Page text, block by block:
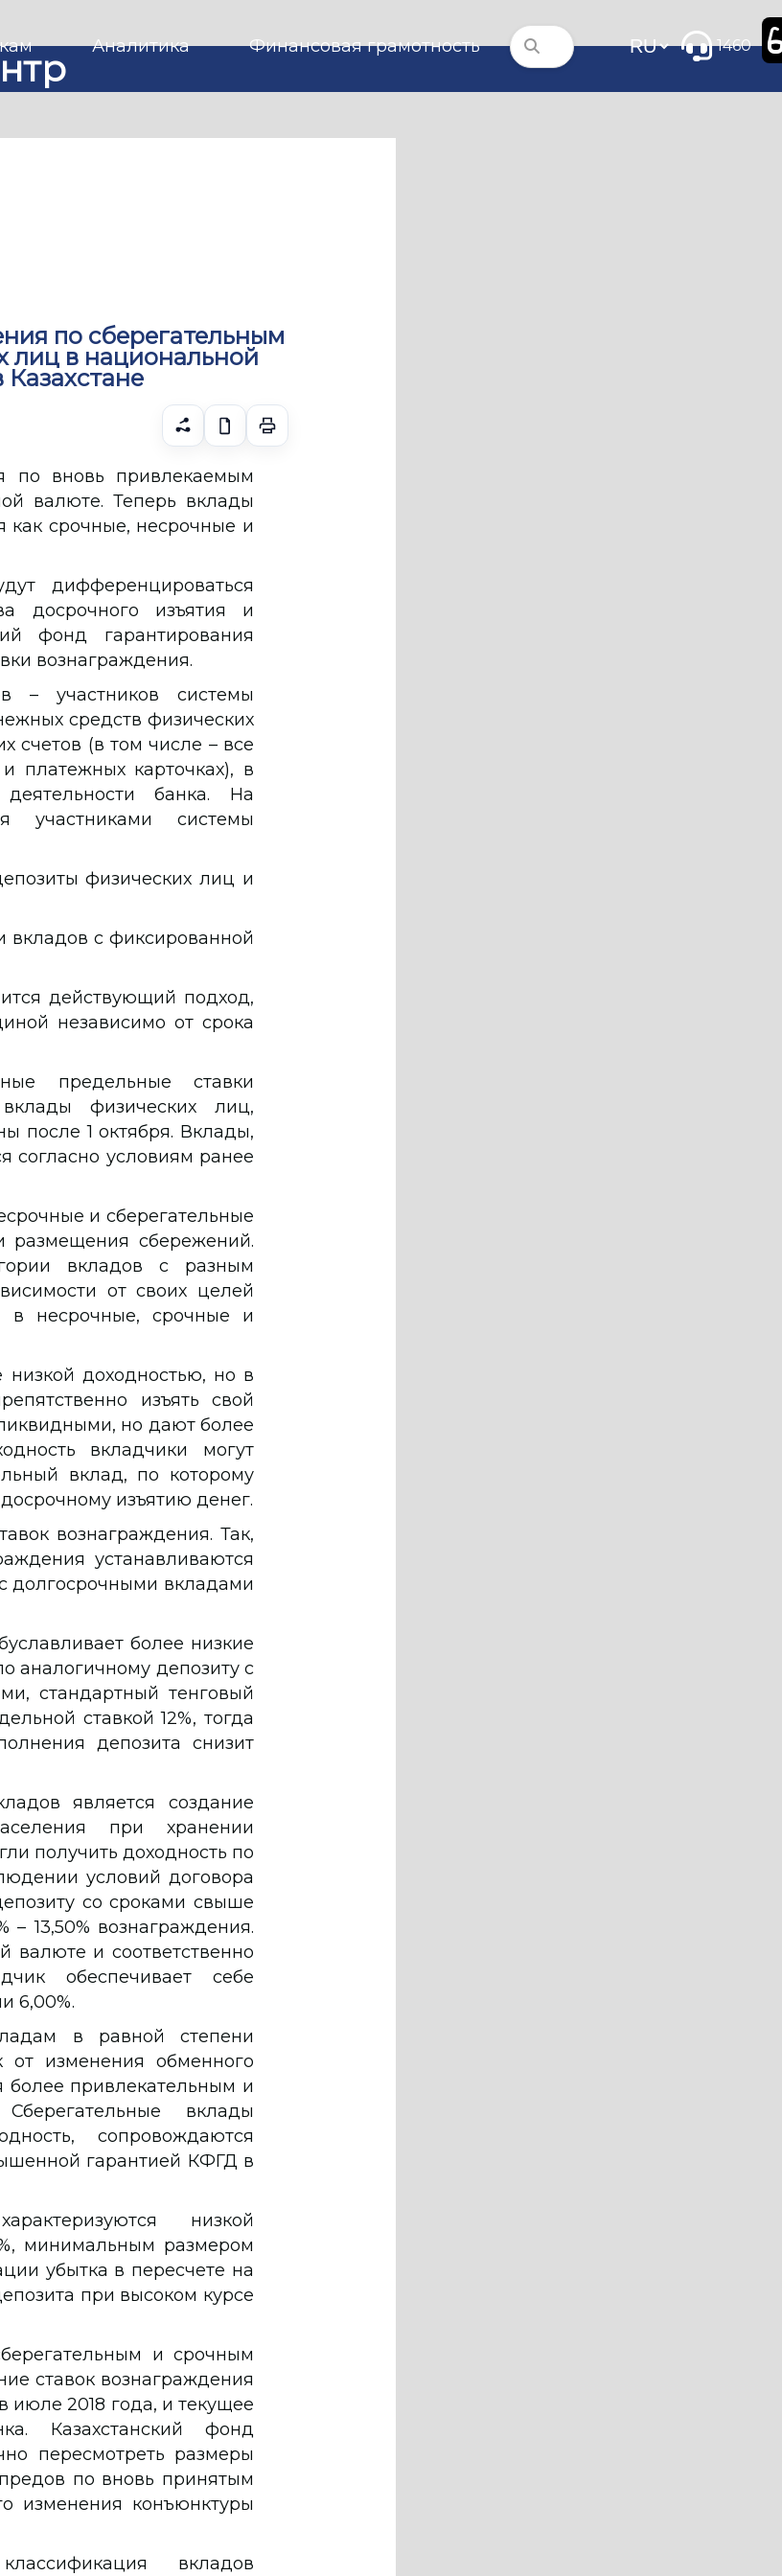
Аналитика Финансовая грамотность 1460
по сберегательным
лиц в национальной
по вновь привлекаемым
валюте. Теперь вклады
как срочные, несрочные и
дифференцироваться
досрочного изъятия и
фонд гарантирования
вознаграждения.
– участников системы
средств физических
счетов (в том числе – все
платежных карточках), в
банка. На
системы
физических лиц и
вкладов с фиксированной
действующий подход,
независимо от срока
предельные ставки
физических лиц,
после 1 октября. Вклады,
согласно условиям ранее
и сберегательные
размещения сбережений.
вкладов с разным
от своих целей
в несрочные, срочные и
низкой доходностью, но в
изъять свой
но дают более
вкладчики могут
вклад, по которому
изъятию денег.
вознаграждения. Так,
устанавливаются
долгосрочными вкладами
более низкие
аналогичному депозиту с
стандартный тенговый
ставкой 12%, тогда
депозита снизит
является создание
при хранении
получить доходность по
условий договора
со сроками свыше
13,50% вознаграждения.
валюте и соответственно
обеспечивает себе
6,00%.
в равной степени
от изменения обменного
более привлекательным и
вклады
сопровождаются
гарантией КФГД в
низкой
минимальным размером
убытка в пересчете на
при высоком курсе
и срочным
ставок вознаграждения
2018 года, и текущее
Казахстанский фонд
пересмотреть размеры
по вновь принятым
изменения конъюнктуры
вкладов